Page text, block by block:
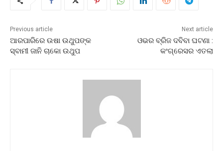
Previous article
ଆରପାରିରେ ଉଷା ଉଥୁପଙ୍କ
ସ୍ବାମୀ ଜାନି ଚାକୋ ଉଥୁପ
Next article
ଓଭର ବ୍ରିଜ ଦବିବା ଘଟଣା :
କଂଗ୍ରେସର ଏତଲା